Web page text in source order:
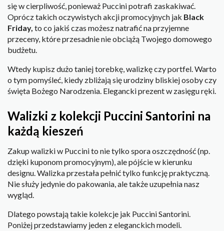
się w cierpliwość, ponieważ Puccini potrafi zaskakiwać.
Oprócz takich oczywistych akcji promocyjnych jak Black
Friday, to co jakiś czas możesz natrafić na przyjemne
przeceny, które przesadnie nie obciążą Twojego domowego
budżetu.
Wtedy kupisz dużo taniej torebkę, walizkę czy portfel. Warto
o tym pomyśleć, kiedy zbliżają się urodziny bliskiej osoby czy
święta Bożego Narodzenia. Elegancki prezent w zasięgu ręki.
Walizki z kolekcji Puccini Santorini na
każdą kieszeń
Zakup walizki w Puccini to nie tylko spora oszczędność (np.
dzięki kuponom promocyjnym), ale pójście w kierunku
designu. Walizka przestała pełnić tylko funkcję praktyczną.
Nie służy jedynie do pakowania, ale także uzupełnia nasz
wygląd.
Dlatego powstają takie kolekcje jak Puccini Santorini.
Poniżej przedstawiamy jeden z eleganckich modeli.